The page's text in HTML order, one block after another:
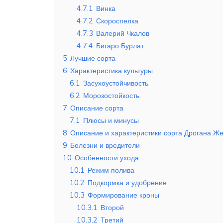
4.7.1 Винка
4.7.2 Скороспелка
4.7.3 Валерий Чкалов
4.7.4 Бигаро Бурлат
5 Лучшие сорта
6 Характеристика культуры
6.1 Засухоустойчивость
6.2 Морозостойкость
7 Описание сорта
7.1 Плюсы и минусы
8 Описание и характеристики сорта Дрогана
9 Болезни и вредители
10 Особенности ухода
10.1 Режим полива
10.2 Подкормка и удобрение
10.3 Формирование кроны
10.3.1 Второй
10.3.2 Третий